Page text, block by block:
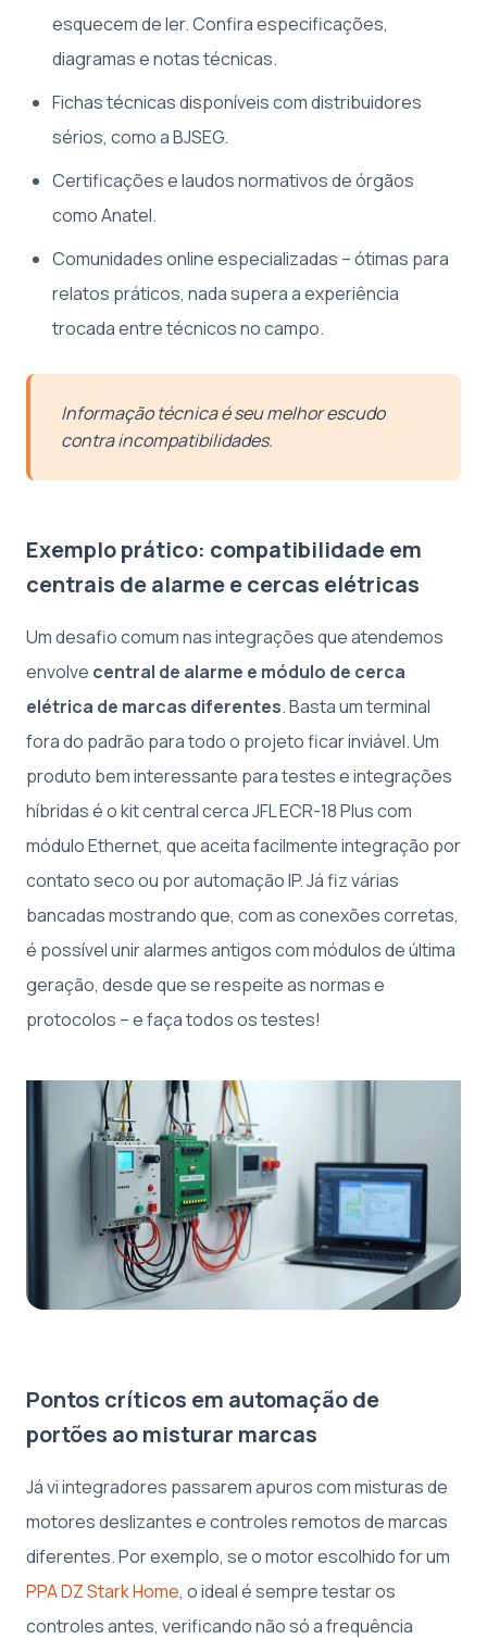
esquecem de ler. Confira especificações,
diagramas e notas técnicas.
Fichas técnicas disponíveis com distribuidores
sérios, como a BJSEG.
Certificações e laudos normativos de órgãos
como Anatel.
Comunidades online especializadas – ótimas para
relatos práticos, nada supera a experiência
trocada entre técnicos no campo.
Informação técnica é seu melhor escudo
contra incompatibilidades.
Exemplo prático: compatibilidade em
centrais de alarme e cercas elétricas
Um desafio comum nas integrações que atendemos
envolve central de alarme e módulo de cerca
elétrica de marcas diferentes. Basta um terminal
fora do padrão para todo o projeto ficar inviável. Um
produto bem interessante para testes e integrações
híbridas é o kit central cerca JFL ECR-18 Plus com
módulo Ethernet, que aceita facilmente integração por
contato seco ou por automação IP. Já fiz várias
bancadas mostrando que, com as conexões corretas,
é possível unir alarmes antigos com módulos de última
geração, desde que se respeite as normas e
protocolos – e faça todos os testes!
Pontos críticos em automação de
portões ao misturar marcas
Já vi integradores passarem apuros com misturas de
motores deslizantes e controles remotos de marcas
diferentes. Por exemplo, se o motor escolhido for um
PPA DZ Stark Home, o ideal é sempre testar os
controles antes, verificando não só a frequência